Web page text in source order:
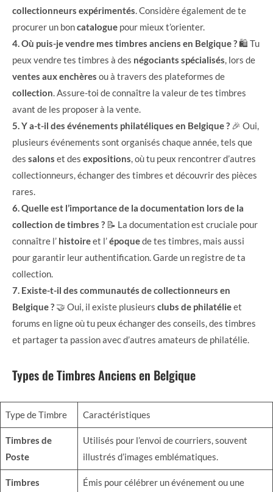
collectionneurs expérimentés . Considère également de te
procurer un boncatalogue pour mieux t’orienter.
4. Où puis-je vendre mes timbres anciens en Belgique ?🛍️ Tu
peux vendre tes timbres à des négociants spécialisés , lors de
ventes aux enchères ou à travers des plateformes de
collection . Assure-toi de connaître la valeur de tes timbres
avant de les proposer à la vente.
5. Y a-t-il des événements philatéliques en Belgique ? 🎉 Oui,
plusieurs événements sont organisés chaque année, tels que
des salons et des expositions , où tu peux rencontrer d’autres
collectionneurs, échanger des timbres et découvrir des pièces
rares.
6. Quelle est l’importance de la documentation lors de la
collection de timbres ? 📝 La documentation est cruciale pour
connaître l’ histoireet l’époquede tes timbres, mais aussi
pour garantir leur authentification. Garde un registre de ta
collection.
7. Existe-t-il des communautés de collectionneurs en
Belgique ? 🤝 Oui, il existe plusieurs clubs de philatélieet
forums en ligne où tu peux échanger des conseils, des timbres
et partager ta passion avec d’autres amateurs de philatélie.
Types de Timbres Anciens en Belgique
Type de Timbre Caractéristiques
Timbres de
Poste
Utilisés pour l’envoi de courriers, souvent
illustrés d’images emblématiques.
Timbres
Émis pour célébrer un événement ou une